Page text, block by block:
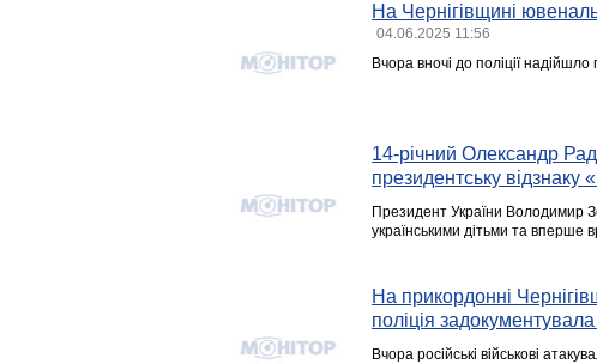
На Чернігівщині
04.06.2025 11:56
Вчора вночі до поліції
14-річний Олександр
президентську відзнаку
Президент України Володимир
українськими дітьми та вперше
На прикордонні
поліція
Вчора російські військові